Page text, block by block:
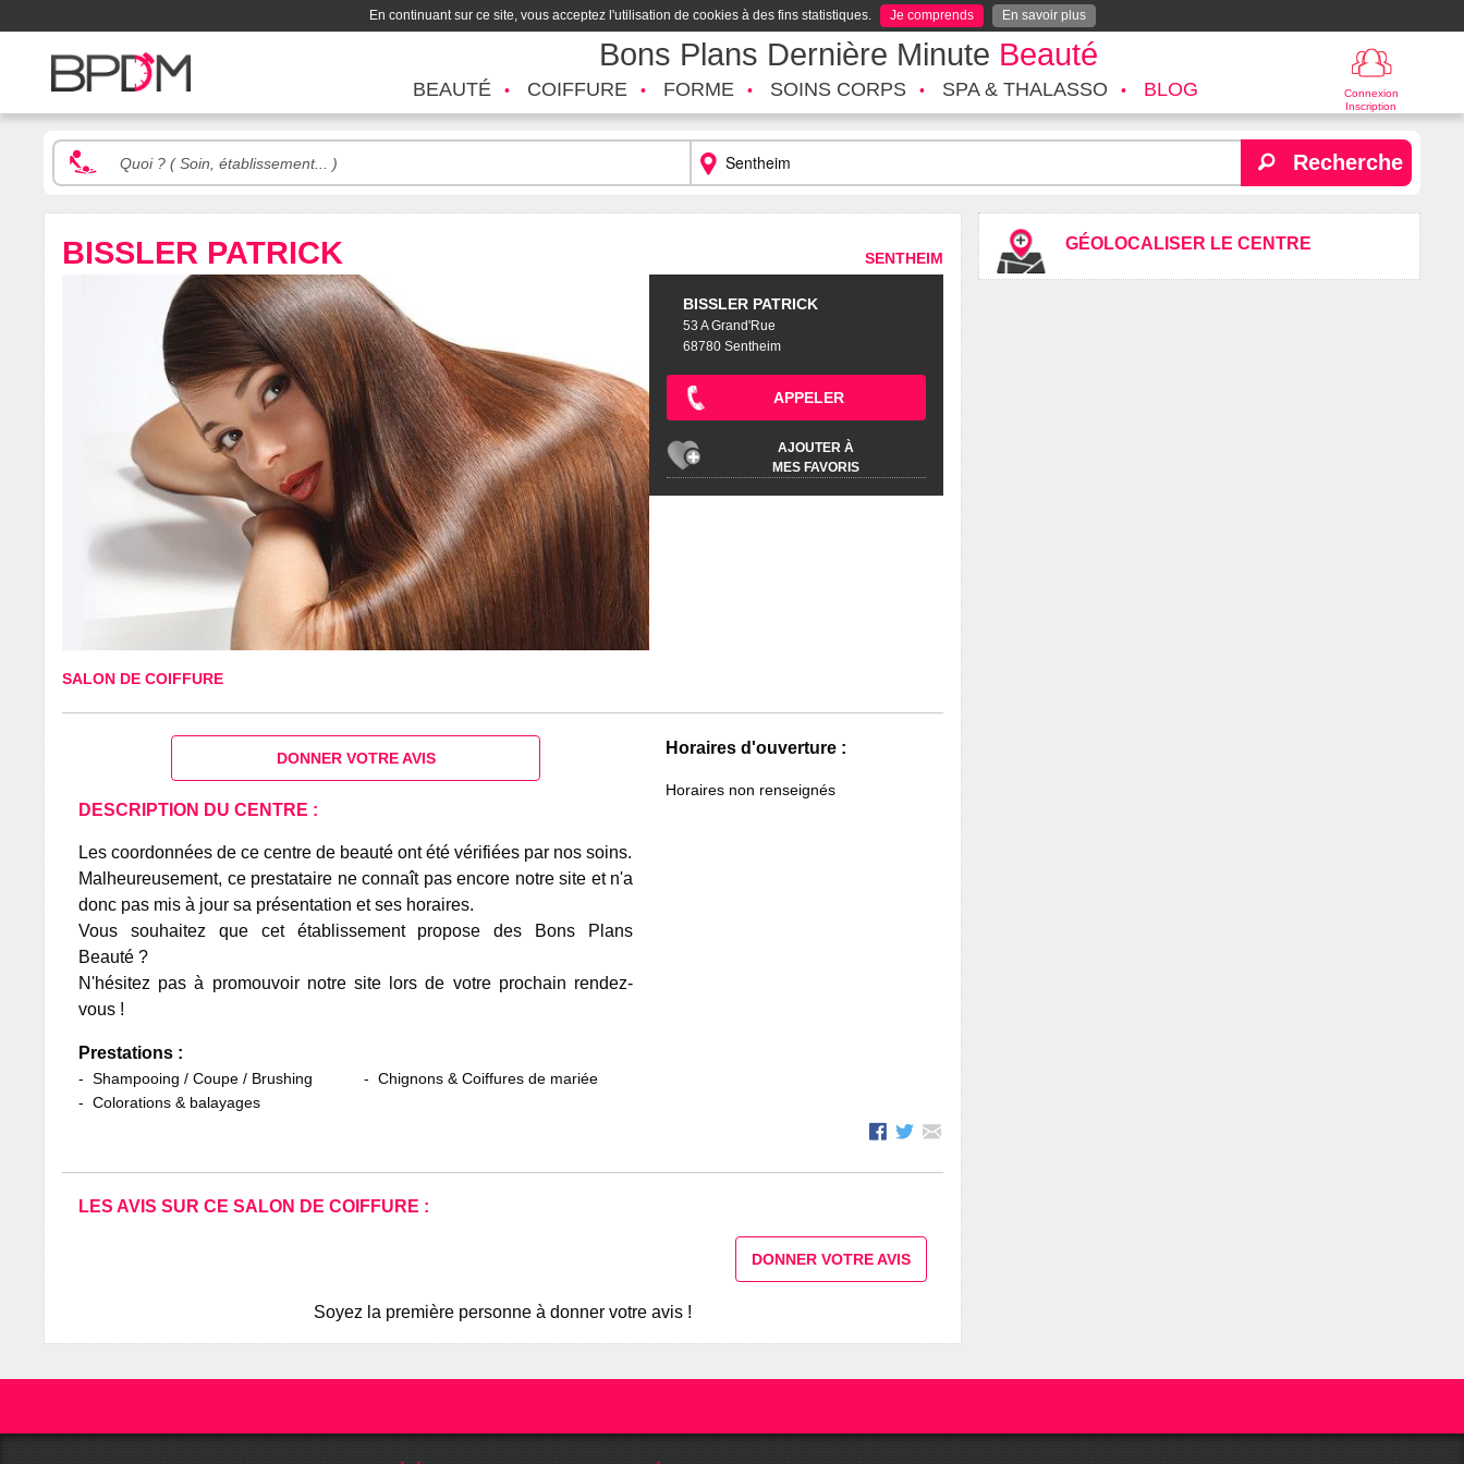
En continuant sur ce site, vous acceptez l'utilisation de cookies à des fins statistiques. Je comprends En savoir plus
Bons Plans Dernière Minute Beauté
Connexion
Inscription
BEAUTÉ COIFFURE FORME SOINS CORPS SPA & THALASSO BLOG
Recherche
GÉOLOCALISER LE CENTRE
BISSLER PATRICK SENTHEIM
BISSLER PATRICK
53 A Grand'Rue
68780 Sentheim
APPELER
AJOUTER À
MES FAVORIS
SALON DE COIFFURE
Horaires d'ouverture :
Horaires non renseignés
DONNER VOTRE AVIS
DESCRIPTION DU CENTRE :
Les coordonnées de ce centre de beauté ont été vérifiées par nos soins.
Malheureusement, ce prestataire ne connaît pas encore notre site et n'a
donc pas mis à jour sa présentation et ses horaires.
Vous souhaitez que cet établissement propose des Bons Plans
Beauté ?
N'hésitez pas à promouvoir notre site lors de votre prochain rendez-
vous !
Prestations :
Shampooing / Coupe / Brushing
Colorations & balayages
Chignons & Coiffures de mariée
LES AVIS SUR CE SALON DE COIFFURE :
DONNER VOTRE AVIS
Soyez la première personne à donner votre avis !